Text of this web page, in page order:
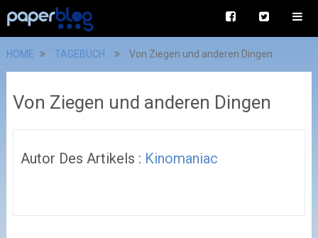
HOME TAGEBUCH Von Ziegen und anderen Dingen
Von Ziegen und anderen Dingen
Autor Des Artikels : Kinomaniac